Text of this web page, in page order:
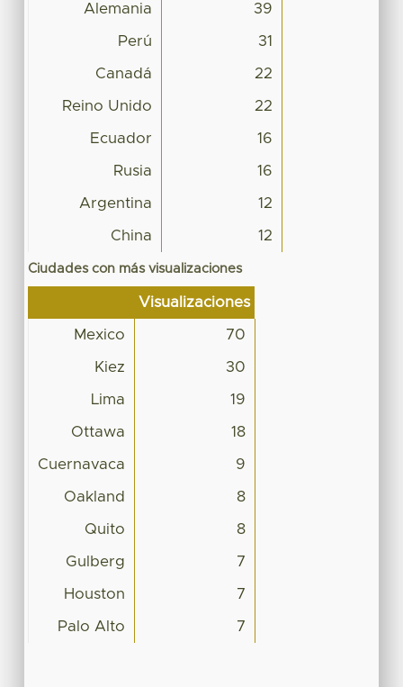
Alemania 39
Perú 31
Canadá 22
Reino Unido 22
Ecuador 16
Rusia 16
Argentina 12
China 12
Ciudades con más visualizaciones
Visualizaciones
Mexico 70
Kiez 30
Lima 19
Ottawa 18
Cuernavaca 9
Oakland 8
Quito 8
Gulberg 7
Houston 7
Palo Alto 7